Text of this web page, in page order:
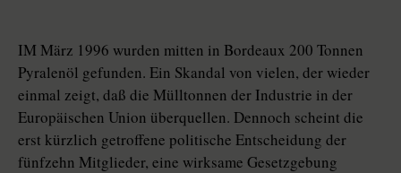
IM März 1996 wurden mitten in Bordeaux 200 Tonnen
Pyralenöl gefunden. Ein Skandal von vielen, der wieder
einmal zeigt, daß die Mülltonnen der Industrie in der
Europäischen Union überquellen. Dennoch scheint die
erst kürzlich getroffene politische Entscheidung der
fünfzehn Mitglieder, eine wirksame Gesetzgebung